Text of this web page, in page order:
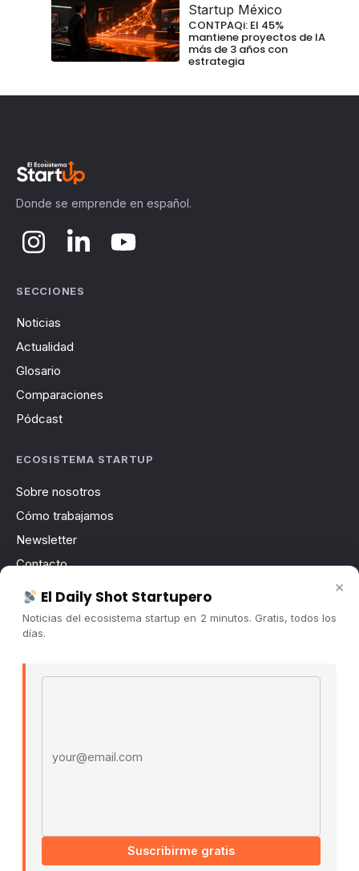
Startup México
CONTPAQi: El 45%
mantiene proyectos de IA
más de 3 años con
estrategia
Donde se emprende en español.
SECCIONES
Noticias
Actualidad
Glosario
Comparaciones
Pódcast
ECOSISTEMA STARTUP
Sobre nosotros
Cómo trabajamos
Newsletter
Contacto
Publicidad
Convocatorias
×
El Daily Shot Startupero
Noticias del ecosistema startup en 2 minutos. Gratis, todos los
días.
Suscribirme gratis